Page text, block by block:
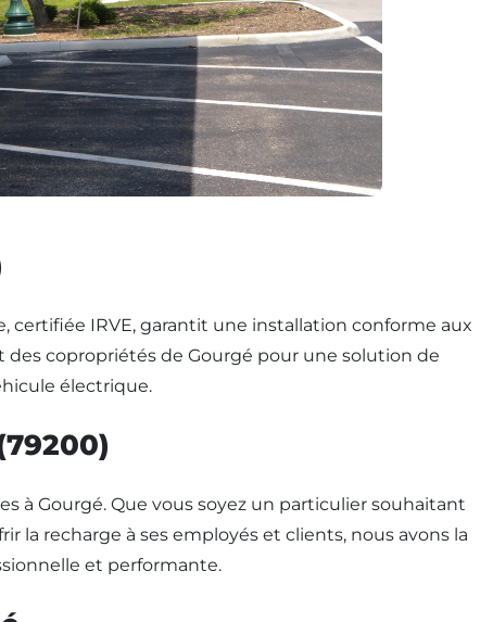
certifiée IRVE, garantit une installation conforme aux
copropriétés de Gourgé pour une solution de
électrique.
à Gourgé. Que vous soyez un particulier souhaitant
la recharge à ses employés et clients, nous avons la
et performante.